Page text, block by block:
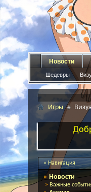
Новости
Шедевры
Игры
» Навигация
» Новости
> Важные